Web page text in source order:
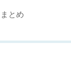
まとめ